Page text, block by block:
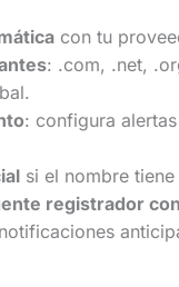
con tu
: .com, .net,
: configura
si el nombre
registrador